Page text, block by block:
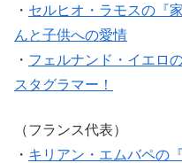
・ セルヒオ・ラモスの『
んと子供への愛情
・ フェルナンド・イエロ
スタグラマー！
（フランス代表）
・ キリアン・エムバペの